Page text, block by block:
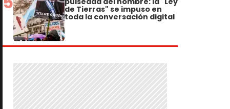
de Tierras" se impuso en
toda la conversación digital